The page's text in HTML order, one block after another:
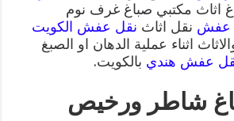
اثاث مكتبي صباغ غرف نوم
عفش نقل اثاث نقل عفش الكويت
اثناء عملية الدهان او الصبغ
عفش هندي بالكويت.
شاطر ورخيص